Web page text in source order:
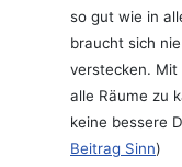
so gut wie in
braucht sich
verstecken.
alle Räume zu
keine bessere
Beitrag Sinn)